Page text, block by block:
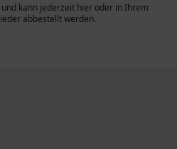
kann jederzeit hier oder in Ihrem
abbestellt werden.